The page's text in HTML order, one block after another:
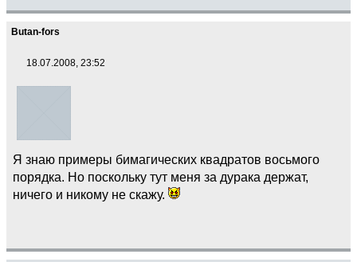
Butan-fors
18.07.2008, 23:52
Я знаю примеры бимагических квадратов восьмого
порядка. Но поскольку тут меня за дурака держат,
ничего и никому не скажу.